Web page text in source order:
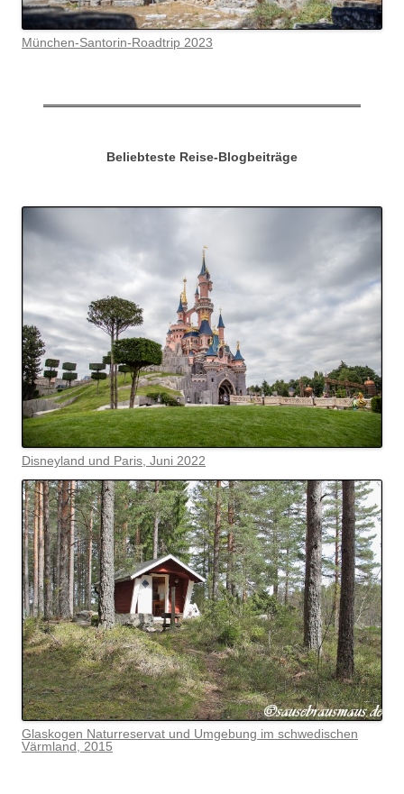
München-Santorin-Roadtrip 2023
Beliebteste Reise-Blogbeiträge
Disneyland und Paris, Juni 2022
Glaskogen Naturreservat und Umgebung im schwedischen
Värmland, 2015